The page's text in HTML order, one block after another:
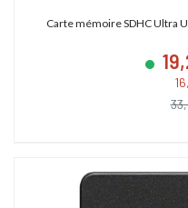
Carte mémoire SDHC Ultra